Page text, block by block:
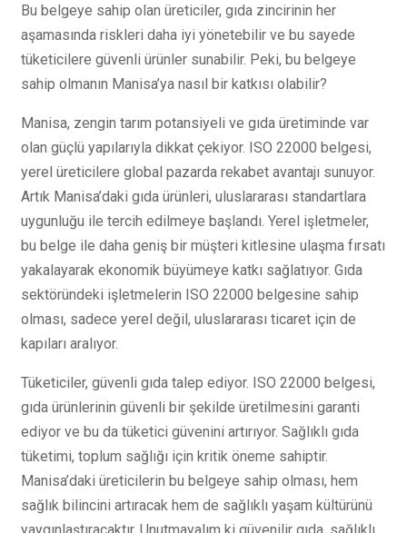
Bu belgeye sahip olan üreticiler, gıda zincirinin her
aşamasında riskleri daha iyi yönetebilir ve bu sayede
tüketicilere güvenli ürünler sunabilir. Peki, bu belgeye
sahip olmanın Manisa’ya nasıl bir katkısı olabilir?
Manisa, zengin tarım potansiyeli ve gıda üretiminde var
olan güçlü yapılarıyla dikkat çekiyor. ISO 22000 belgesi,
yerel üreticilere global pazarda rekabet avantajı sunuyor.
Artık Manisa’daki gıda ürünleri, uluslararası standartlara
uygunluğu ile tercih edilmeye başlandı. Yerel işletmeler,
bu belge ile daha geniş bir müşteri kitlesine ulaşma fırsatı
yakalayarak ekonomik büyümeye katkı sağlatıyor. Gıda
sektöründeki işletmelerin ISO 22000 belgesine sahip
olması, sadece yerel değil, uluslararası ticaret için de
kapıları aralıyor.
Tüketiciler, güvenli gıda talep ediyor. ISO 22000 belgesi,
gıda ürünlerinin güvenli bir şekilde üretilmesini garanti
ediyor ve bu da tüketici güvenini artırıyor. Sağlıklı gıda
tüketimi, toplum sağlığı için kritik öneme sahiptir.
Manisa’daki üreticilerin bu belgeye sahip olması, hem
sağlık bilincini artıracak hem de sağlıklı yaşam kültürünü
yaygınlaştıracaktır. Unutmayalım ki güvenilir gıda, sağlıklı